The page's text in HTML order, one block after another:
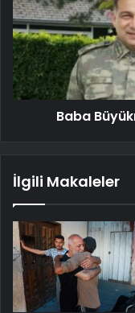
Baba
İlgili Makaleler